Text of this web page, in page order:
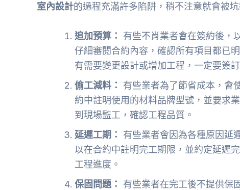
室內設計的過程充滿許多陷阱，稍不注意就會被
追加預算：
有些不肖業者會在簽約後，
仔細審閱合約內容，確認所有項目都已
有需要變更設計或增加工程，一定要簽
偷工減料：
有些業者為了節省成本，會
約中註明使用的材料品牌型號，並要求
到現場監工，確認工程品質。
延遲工期：
有些業者會因為各種原因延
以在合約中註明完工期限，並約定延遲
工程進度。
保固問題：
有些業者在完工後不提供保